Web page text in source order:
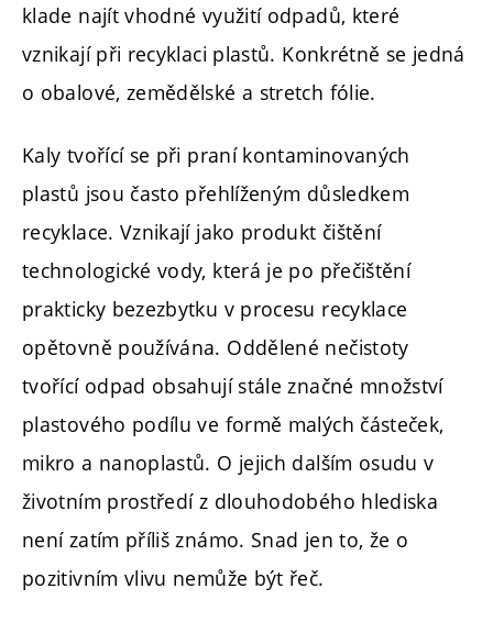
klade najít vhodné využití odpadů, které
vznikají při recyklaci plastů. Konkrétně se jedná
o obalové, zemědělské a stretch fólie.
Kaly tvořící se při praní kontaminovaných
plastů jsou často přehlíženým důsledkem
recyklace. Vznikají jako produkt čištění
technologické vody, která je po přečištění
prakticky bezezbytku v procesu recyklace
opětovně používána. Oddělené nečistoty
tvořící odpad obsahují stále značné množství
plastového podílu ve formě malých částeček,
mikro a nanoplastů. O jejich dalším osudu v
životním prostředí z dlouhodobého hlediska
není zatím příliš známo. Snad jen to, že o
pozitivním vlivu nemůže být řeč.